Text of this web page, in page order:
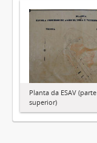
Planta da ESAV (parte
superior)